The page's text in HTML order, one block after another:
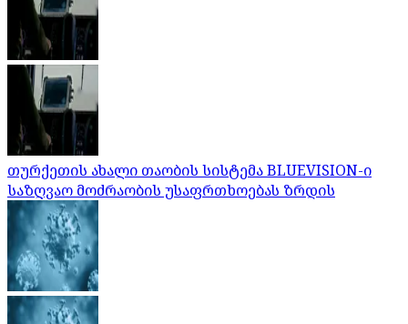
თურქეთის ახალი თაობის სისტემა BLUEVISION-ი
საზღვაო მოძრაობის უსაფრთხოებას ზრდის